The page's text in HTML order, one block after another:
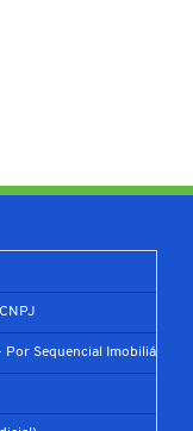
Por Sequencial Imobiliário